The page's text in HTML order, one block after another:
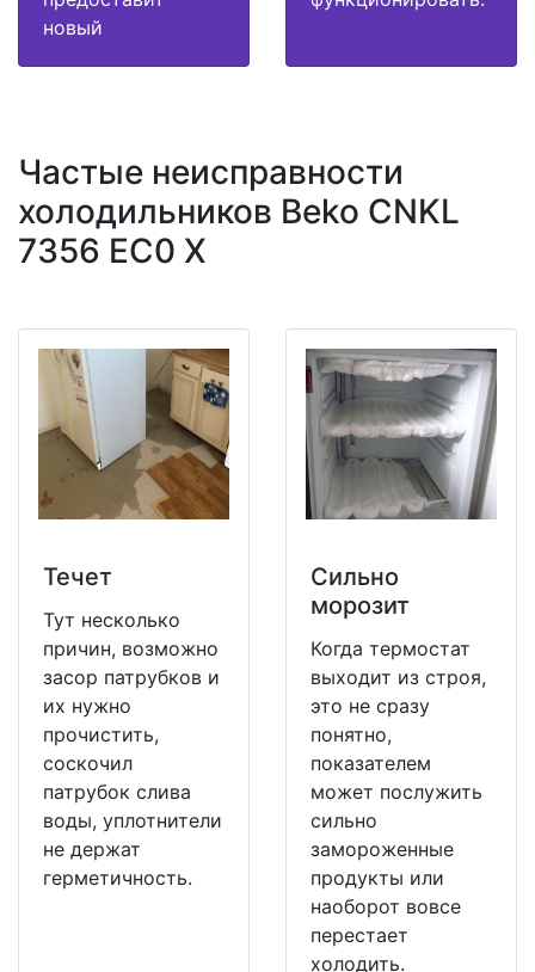
новый
Частые неисправности
холодильников Beko CNKL
7356 EC0 X
Течет
Тут несколько
причин, возможно
засор патрубков и
их нужно
прочистить,
соскочил
патрубок слива
воды, уплотнители
не держат
герметичность.
Сильно
морозит
Когда термостат
выходит из строя,
это не сразу
понятно,
показателем
может послужить
сильно
замороженные
продукты или
наоборот вовсе
перестает
холодить.